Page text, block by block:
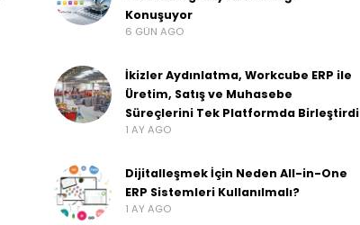
Konuşuyor
6 GÜN AGO
İkizler Aydınlatma, Workcube ERP ile
Üretim, Satış ve Muhasebe
Süreçlerini Tek Platformda Birleştirdi
1 AY AGO
Dijitalleşmek İçin Neden All-in-One
ERP Sistemleri Kullanılmalı?
1 AY AGO